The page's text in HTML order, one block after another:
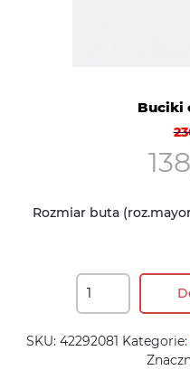
Buciki
Rozmiar buta
SKU: 42292081 Kategorie: